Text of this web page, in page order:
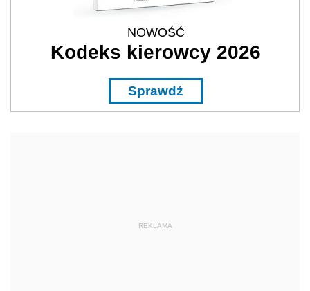
NOWOŚĆ
Kodeks kierowcy 2026
Sprawdź
REKLAMA